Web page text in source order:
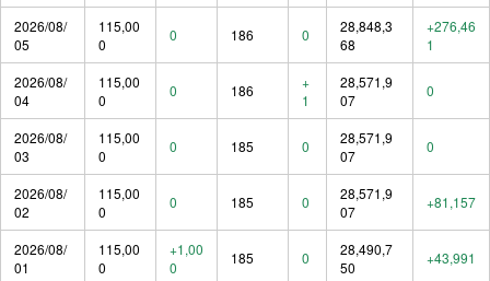
2026/08/
05
115,00
0
0 186 0
28,848,3
68
+276,46
1
2026/08/
04
115,00
0
0 186
+
1
28,571,9
07
0
2026/08/
03
115,00
0
0 185 0
28,571,9
07
0
2026/08/
02
115,00
0
0 185 0
28,571,9
07
+81,157
2026/08/
01
115,00
0
+1,00
0
185 0
28,490,7
50
+43,991